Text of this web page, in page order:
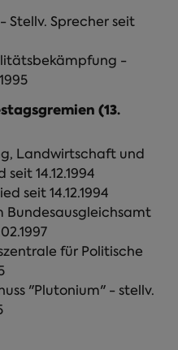
Stellv. Sprecher seit
-
(13.
Landwirtschaft und
14.12.1994
seit 14.12.1994
Bundesausgleichsamt
für Politische
"Plutonium" - stellv.